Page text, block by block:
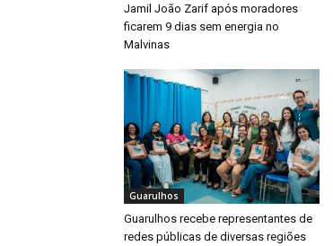
Jamil João Zarif após moradores
ficarem 9 dias sem energia no
Malvinas
Guarulhos
Guarulhos recebe representantes de
redes públicas de diversas regiões